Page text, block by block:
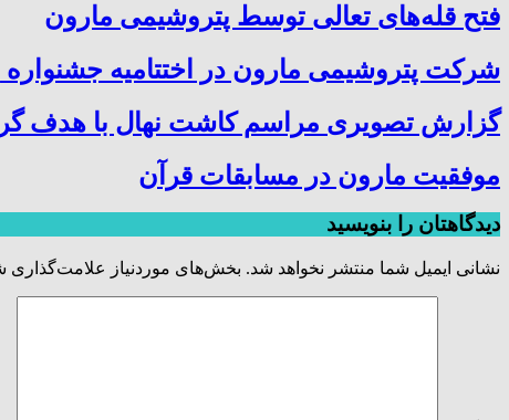
فتح‌ قله‌های تعالی توسط پتروشیمی مارون
شرکت پتروشیمی مارون در اختتامیه
گزارش تصویری مراسم کاشت نهال با هدف
موفقیت مارون در مسابقات قرآن
دیدگاهتان را بنویسید
نشانی ایمیل شما منتشر نخواهد شد. بخش‌های موردنیاز علامت‌گذاری